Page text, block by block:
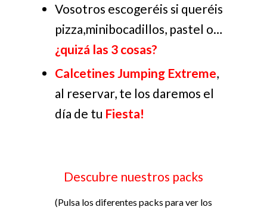
Vosotros escogeréis si queréis
pizza,minibocadillos, pastel o…
¿quizá las 3 cosas?
Calcetines Jumping Extreme,
al reservar, te los daremos el
día de tu Fiesta!
Descubre nuestros packs
(Pulsa los diferentes packs para ver los